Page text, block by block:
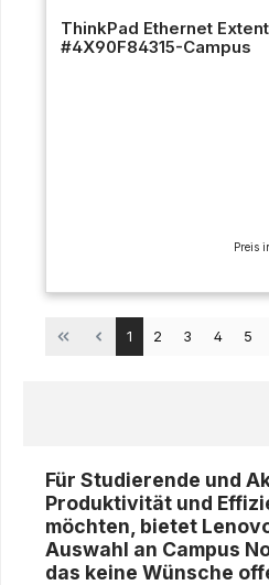
ThinkPad Ethernet
#4X90F84315-Campus
Preis
Seite
1 Seite
2 Seite
3 Seite
4 Seite
5
Für Studierende und
Produktivität und
möchten, bietet
Auswahl an Campus
das keine Wünsche